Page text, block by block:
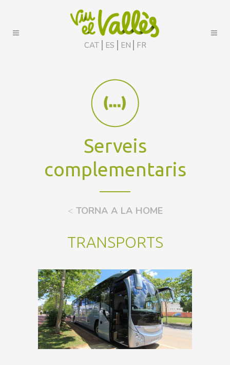
CAT ES EN FR
Serveis
complementaris
< TORNA A LA HOME
TRANSPORTS